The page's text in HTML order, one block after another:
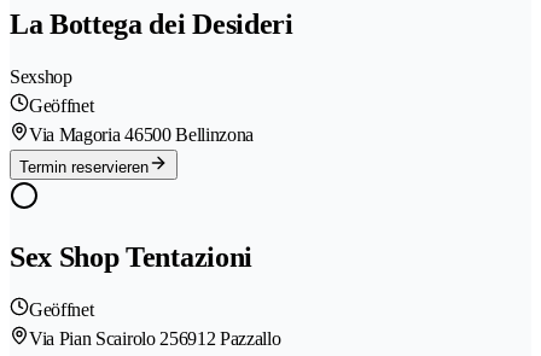
La Bottega dei Desideri
Sexshop
Geöffnet
Via Magoria 46500 Bellinzona
Termin reservieren
Sex Shop Tentazioni
Geöffnet
Via Pian Scairolo 256912 Pazzallo